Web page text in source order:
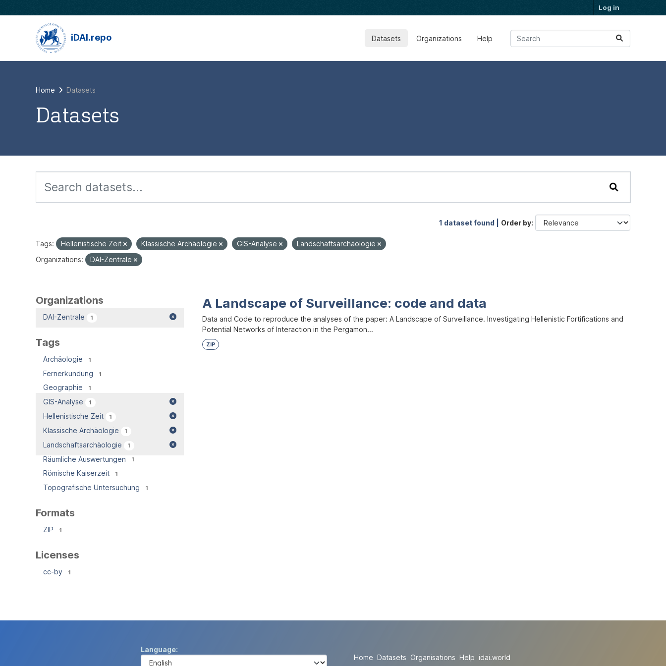
Log in
iDAI.repo Datasets Organizations Help
Home Datasets
Datasets
1 dataset found | Order by
Tags: Hellenistische Zeit Klassische Archäologie GIS-Analyse
Landschaftsarchäologie
Organizations:
DAI-Zentrale
Organizations
DAI-Zentrale 1
Tags
Archäologie 1
Fernerkundung 1
Geographie 1
GIS-Analyse 1
Hellenistische Zeit 1
Klassische Archäologie 1
Landschaftsarchäologie 1
Räumliche Auswertungen 1
Römische Kaiserzeit 1
Topografische Untersuchung 1
Formats
ZIP 1
Licenses
cc-by 1
A Landscape of Surveillance: code and data
Data and Code to reproduce the analyses of the paper: A Landscape of Surveillance. Investigating Hellenistic Fortifications and
Potential Networks of Interaction in the Pergamon...
ZIP
Language
Home Datasets Organisations Help idai.world